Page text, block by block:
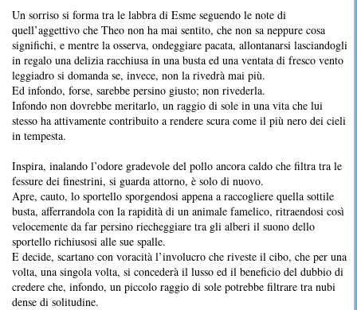
Un sorriso si forma tra le labbra di Esme seguendo le note di
quell’aggettivo che Theo non ha mai sentito, che non sa neppure cosa
significhi, e mentre la osserva, ondeggiare pacata, allontanarsi lasciandogli
in regalo una delizia racchiusa in una busta ed una ventata di fresco vento
leggiadro si domanda se, invece, non la rivedrà mai più.
Ed infondo, forse, sarebbe persino giusto; non rivederla.
Infondo non dovrebbe meritarlo, un raggio di sole in una vita che lui
stesso ha attivamente contribuito a rendere scura come il più nero dei cieli
in tempesta.
Inspira, inalando l’odore gradevole del pollo ancora caldo che filtra tra le
fessure dei finestrini, si guarda attorno, è solo di nuovo.
Apre, cauto, lo sportello sporgendosi appena a raccogliere quella sottile
busta, afferrandola con la rapidità di un animale famelico, ritraendosi così
velocemente da far persino riecheggiare tra gli alberi il suono dello
sportello richiusosi alle sue spalle.
E decide, scartano con voracità l’involucro che riveste il cibo, che per una
volta, una singola volta, si concederà il lusso ed il beneficio del dubbio di
credere che, infondo, un piccolo raggio di sole potrebbe filtrare tra nubi
dense di solitudine.